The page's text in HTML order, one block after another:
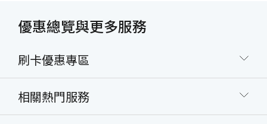
優惠總覽與更多服務
刷卡優惠專區
相關熱門服務